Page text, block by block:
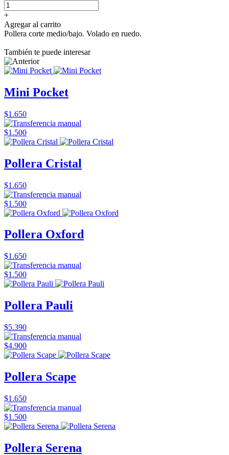
+
Agregar al carrito
Pollera corte medio/bajo. Volado en ruedo.
También te puede interesar
Mini Pocket
$1.650
$1.500
Pollera Cristal
$1.650
$1.500
Pollera Oxford
$1.650
$1.500
Pollera Pauli
$5.390
$4.900
Pollera Scape
$1.650
$1.500
Pollera Serena